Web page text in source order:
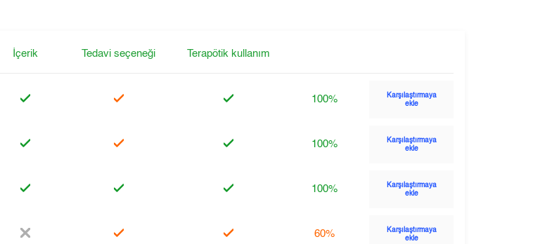
İçerik Tedavi seçeneği Terapötik kullanım
100%
Karşılaştırmaya
ekle
100%
Karşılaştırmaya
ekle
100%
Karşılaştırmaya
ekle
60%
Karşılaştırmaya
ekle